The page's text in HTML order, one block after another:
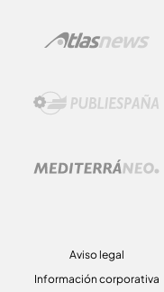
Aviso legal
Información corporativa